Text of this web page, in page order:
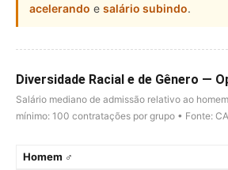
acelerando e salário subindo.
Diversidade Racial e de Gênero —
Salário mediano de admissão relativo ao
mínimo: 100 contratações por grupo • Fonte:
Homem ♂